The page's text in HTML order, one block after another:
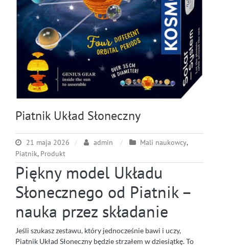
Piatnik Układ Słoneczny
21 maja 2026 admin Mali naukowcy,
Piatnik, Produkt
Piękny model Układu
Słonecznego od Piatnik –
nauka przez składanie
Jeśli szukasz zestawu, który jednocześnie bawi i uczy,
Piatnik Układ Słoneczny będzie strzałem w dziesiątkę. To